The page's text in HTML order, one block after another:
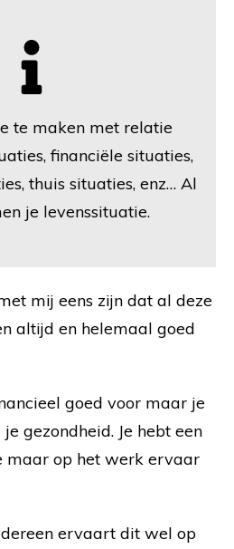
te maken met relatie
financiële situaties,
thuis situaties, enz… Al
je levenssituatie.
mij eens zijn dat al deze
altijd en helemaal goed
goed voor maar je
gezondheid. Je hebt een
maar op het werk ervaar
ervaart dit wel op